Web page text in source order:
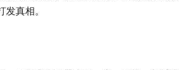
真相。